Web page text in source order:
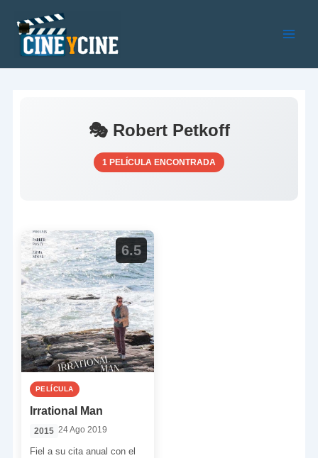
contenido
🎭 Robert Petkoff
1 PELÍCULA ENCONTRADA
6.5
PELÍCULA
Irrational Man
2015 24 Ago 2019
Fiel a su cita anual con el